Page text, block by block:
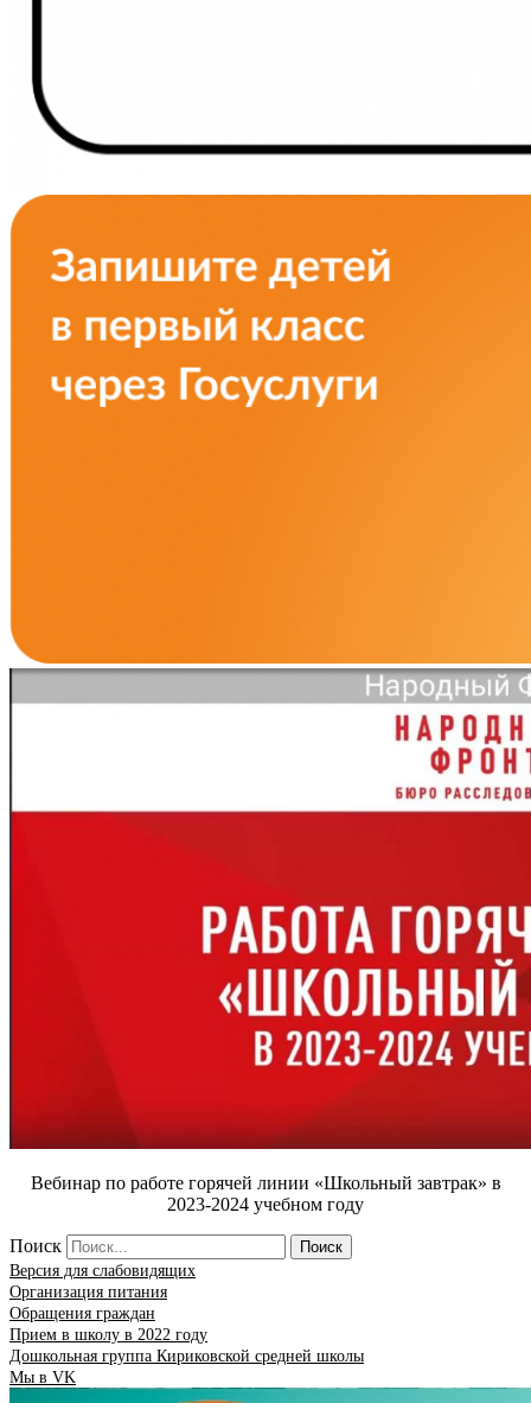
Вебинар по работе горячей линии «Школьный завтрак» в
2023-2024 учебном году
Поиск
Поиск
Версия для слабовидящих
Организация питания
Обращения граждан
Прием в школу в 2022 году
Дошкольная группа Кириковской средней школы
Мы в VK